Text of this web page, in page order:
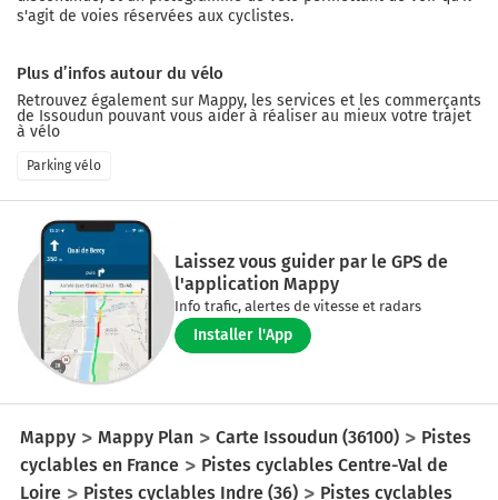
s'agit de voies réservées aux cyclistes.
Plus d’infos autour du vélo
Retrouvez également sur Mappy, les services et les commerçants
de Issoudun pouvant vous aider à réaliser au mieux votre trajet
à vélo
Parking vélo
Laissez vous guider par le GPS de
l'application Mappy
Info trafic, alertes de vitesse et radars
Installer l'App
Mappy Mappy Plan Carte Issoudun (36100)
Pistes
cyclables en France
Pistes cyclables Centre-Val de
Loire
Pistes cyclables Indre (36)
Pistes cyclables